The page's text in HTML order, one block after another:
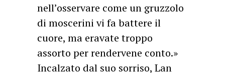
nell’osservare come un gruzzolo
di moscerini vi fa battere il
cuore, ma eravate troppo
assorto per rendervene conto.»
Incalzato dal suo sorriso, Lan